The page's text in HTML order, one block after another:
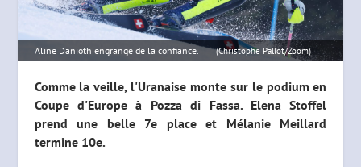
Aline Danioth engrange de la confiance. (Christophe Pallot/Zoom)
Comme la veille, l'Uranaise monte sur le podium en
Coupe d'Europe à Pozza di Fassa. Elena Stoffel
prend une belle 7e place et Mélanie Meillard
termine 10e.